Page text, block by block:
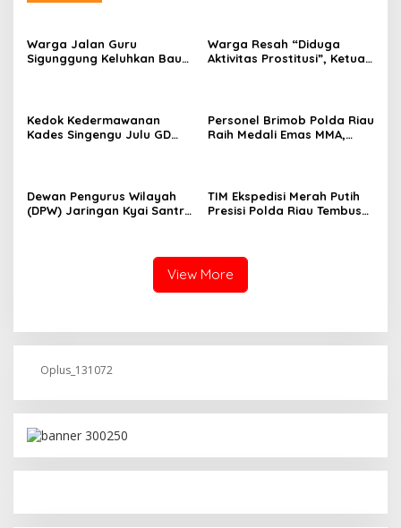
Warga Jalan Guru
Sigunggung Keluhkan Bau
Warga Resah “Diduga
Aktivitas Prostitusi”, Ketua
Jalan Tanjung Datuk
Kedok Kedermawanan
Kades Singengu Julu GD
Personel Brimob Polda Riau
Raih Medali Emas MMA,
Dewan Pengurus Wilayah
(DPW) Jaringan Kyai Santri
Badan Kesatuan Bangsa
dan Politik (Kesbangpol)
TIM Ekspedisi Merah Putih
Presisi Polda Riau Tembus
Nyata untuk Negeri
View More
Oplus_131072